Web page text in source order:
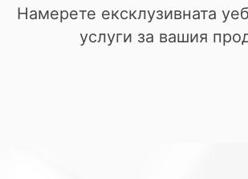
Намерете ексклузивната
услуги за вашия